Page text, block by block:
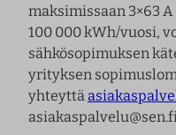
maksimissaan 3×63
100 000 kWh/vuosi,
sähkösopimuksen
yrityksen
yhteyttä